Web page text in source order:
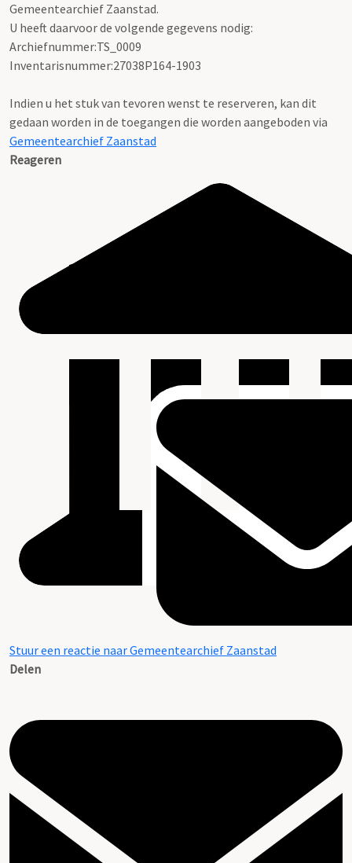
Gemeentearchief Zaanstad.
U heeft daarvoor de volgende gegevens nodig:
Archiefnummer:TS_0009
Inventarisnummer:27038P164-1903
Indien u het stuk van tevoren wenst te reserveren, kan dit
gedaan worden in de toegangen die worden aangeboden via
Gemeentearchief Zaanstad
Reageren
Stuur een reactie naar Gemeentearchief Zaanstad
Delen